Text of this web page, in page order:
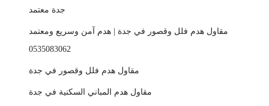
جدة معتمد
مقاول هدم فلل وقصور في جدة | هدم آمن وسريع ومعتمد
0535083062
مقاول هدم فلل وقصور في جدة
مقاول هدم المباني السكنية في جدة